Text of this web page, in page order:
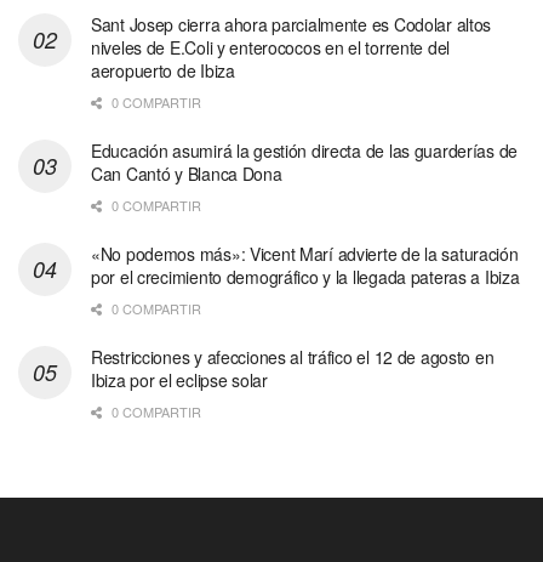
Sant Josep cierra ahora parcialmente es Codolar altos
niveles de E.Coli y enterococos en el torrente del
aeropuerto de Ibiza
0 COMPARTIR
Educación asumirá la gestión directa de las guarderías de
Can Cantó y Blanca Dona
0 COMPARTIR
«No podemos más»: Vicent Marí advierte de la saturación
por el crecimiento demográfico y la llegada pateras a Ibiza
0 COMPARTIR
Restricciones y afecciones al tráfico el 12 de agosto en
Ibiza por el eclipse solar
0 COMPARTIR